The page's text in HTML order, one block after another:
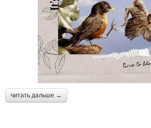
читать дальше →